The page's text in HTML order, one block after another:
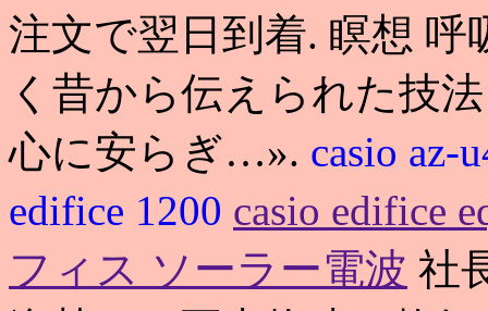
注文で翌日到着. 瞑想
く昔から伝えられた技
心に安らぎ…». casio az-
edifice 1200 casio edifice
フィス ソーラー電波 社